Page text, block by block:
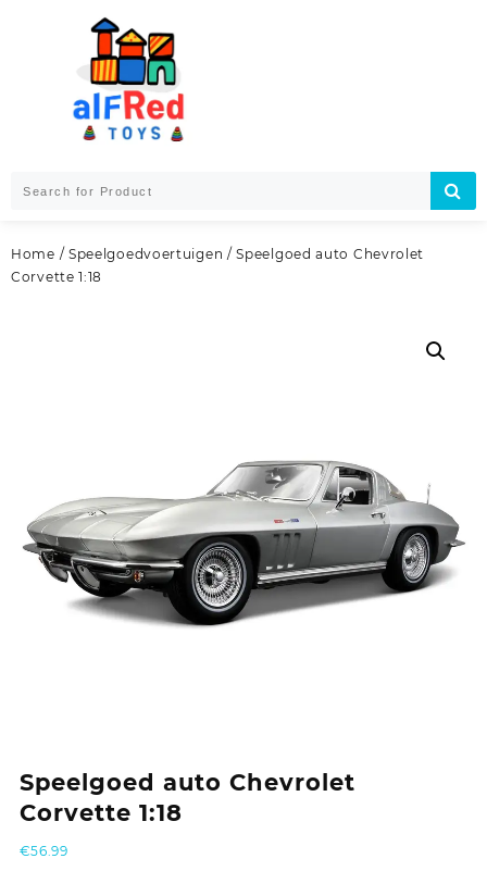
Home / Speelgoedvoertuigen / Speelgoed auto Chevrolet
Corvette 1:18
Speelgoed auto Chevrolet
Corvette 1:18
€56.99